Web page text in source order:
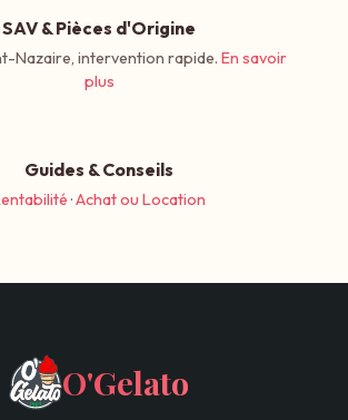
SAV & Pièces d'Origine
Nazaire, intervention rapide. En savoir
plus
Guides & Conseils
·Achat ou Location
O'Gelato